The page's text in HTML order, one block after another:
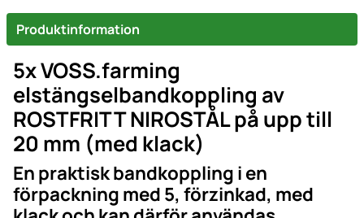
Produktinformation
5x VOSS.farming
elstängselbandkoppling av
ROSTFRITT NIROSTÅL på upp till
20 mm (med klack)
En praktisk bandkoppling i en
förpackning med 5, förzinkad, med